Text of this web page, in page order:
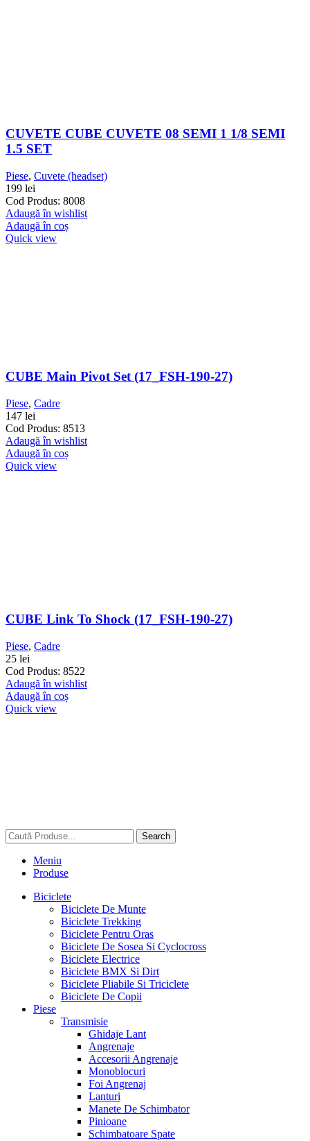
CUVETE CUBE CUVETE 08 SEMI 1 1/8 SEMI
1.5 SET
Piese, Cuvete (headset)
199 lei
Cod Produs: 8008
Adaugă în wishlist
Adaugă în coș
Quick view
CUBE Main Pivot Set (17_FSH-190-27)
Piese, Cadre
147 lei
Cod Produs: 8513
Adaugă în wishlist
Adaugă în coș
Quick view
CUBE Link To Shock (17_FSH-190-27)
Piese, Cadre
25 lei
Cod Produs: 8522
Adaugă în wishlist
Adaugă în coș
Quick view
Search
Meniu
Produse
Biciclete
Biciclete De Munte
Biciclete Trekking
Biciclete Pentru Oras
Biciclete De Sosea Si Cyclocross
Biciclete Electrice
Biciclete BMX Si Dirt
Biciclete Pliabile Si Triciclete
Biciclete De Copii
Piese
Transmisie
Ghidaje Lant
Angrenaje
Accesorii Angrenaje
Monoblocuri
Foi Angrenaj
Lanturi
Manete De Schimbator
Pinioane
Schimbatoare Spate